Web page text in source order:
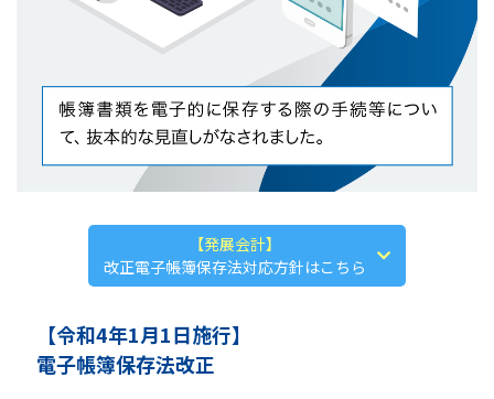
【発展会計】
改正電子帳簿保存法対応方針はこちら
【令和4年1月1日施行】
電子帳簿保存法改正